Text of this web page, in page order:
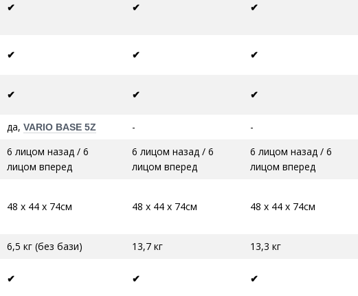
✔ ✔ ✔
✔ ✔ ✔
✔ ✔ ✔
да, VARIO BASE 5Z - -
6 лицом назад / 6
лицом вперед
6 лицом назад / 6
лицом вперед
6 лицом назад / 6
лицом вперед
48 x 44 x 74см 48 x 44 x 74см 48 x 44 x 74см
6,5 кг (без бази) 13,7 кг 13,3 кг
✔ ✔ ✔